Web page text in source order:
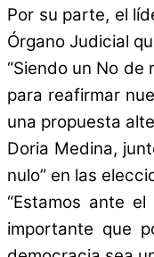
Por su parte, el
Órgano Judicial
“Siendo un No
para reafirmar
una propuesta
Doria Medina,
nulo” en las
“Estamos ante
importante que